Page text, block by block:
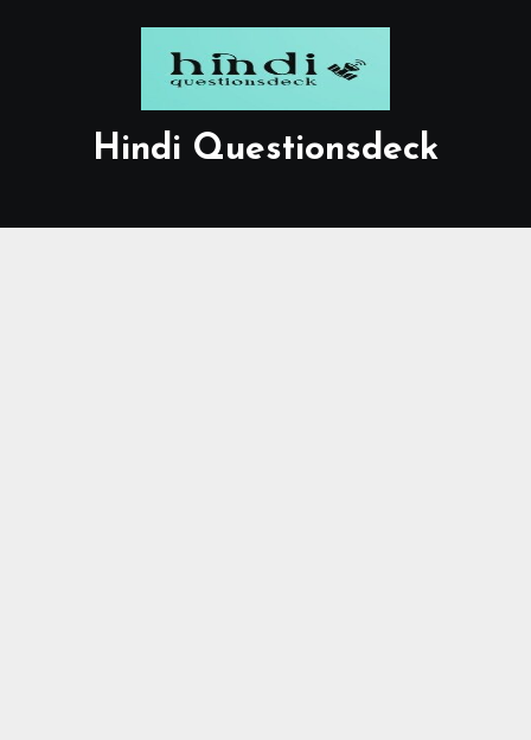
Hindi Questionsdeck